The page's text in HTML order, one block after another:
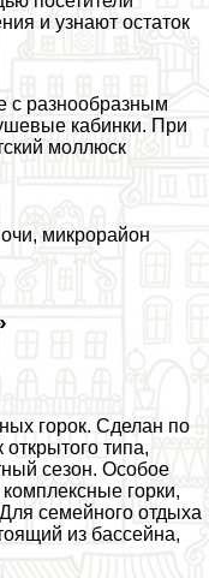
и узнают остаток
с разнообразным
кабинки. При
моллюск
микрорайон
горок. Сделан по
типа,
сезон. Особое
горки,
семейного отдыха
из бассейна,